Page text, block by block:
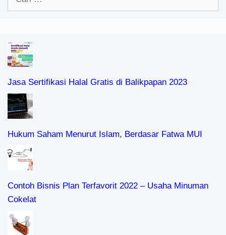
Jasa Sertifikasi Halal Gratis di Balikpapan 2023
Hukum Saham Menurut Islam, Berdasar Fatwa MUI
Contoh Bisnis Plan Terfavorit 2022 – Usaha Minuman
Cokelat